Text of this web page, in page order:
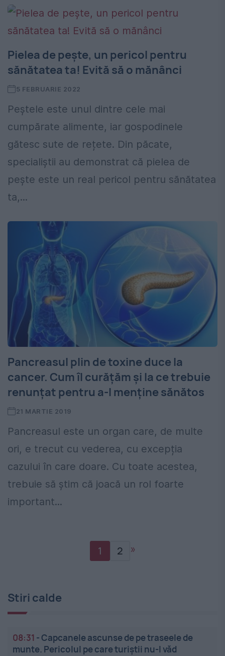
Pielea de pește, un pericol pentru
sănătatea ta! Evită să o mănânci
5 FEBRUARIE 2022
Peștele este unul dintre cele mai
cumpărate alimente, iar gospodinele
gătesc sute de rețete. Din păcate,
specialiștii au demonstrat că pielea de
pește este un real pericol pentru sănătatea
ta,...
Pancreasul plin de toxine duce la
cancer. Cum îl curăţăm şi la ce trebuie
renunţat pentru a-l menţine sănătos
21 MARTIE 2019
Pancreasul este un organ care, de multe
ori, e trecut cu vederea, cu excepția
cazului în care doare. Cu toate acestea,
trebuie să știm că joacă un rol foarte
important...
1 2 »
Stiri calde
08:31 -Capcanele ascunse de pe traseele de
munte. Pericolul pe care turiștii nu-l văd